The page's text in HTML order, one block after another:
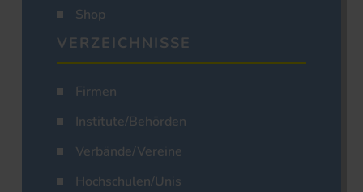
Shop
VERZEICHNISSE
Firmen
Institute/Behörden
Verbände/Vereine
Hochschulen/Unis